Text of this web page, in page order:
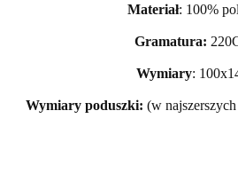
Materiał: 100%
Gramatura:
Wymiary:
Wymiary poduszki: (w